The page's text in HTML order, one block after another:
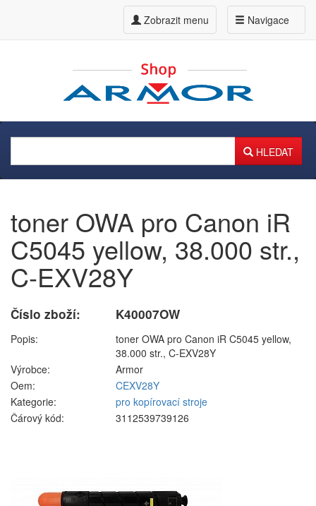
Navigace
Zobrazit menu
HLEDAT
toner OWA pro Canon iR
C5045 yellow, 38.000 str.,
C-EXV28Y
Číslo zboží: K40007OW
Popis:
toner OWA pro Canon iR C5045 yellow,
38.000 str., C-EXV28Y
Výrobce:
Armor
Oem:
CEXV28Y
Kategorie:
pro kopírovací stroje
Čárový kód:
3112539739126